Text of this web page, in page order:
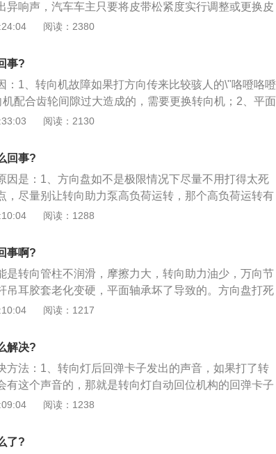
异响声，汽车车主只要将皮带松紧度实行调整或更换皮
平面轴承发出异响，可以在平面轴承上涂上壹些黄
尘套缺失润滑而造成的干涩摩擦的声音，只要在防尘套
可取得解决。
阅读：2380
事?
：1、转向机故障如果打方向传来比较骇人的\"咯噔咯噔
配合齿轮间隙过大造成的，需要更换转向机；2、平面
的时候传来\"特特特\"的响声，很有可能是减震器顶胶\/
者老化，就会传来异响声，调整皮带松紧度或者更换皮
果助力油太脏会增加助力系统的压力，助力泵就会传
此要及时更换转向助力油。
阅读：2130
回事?
因是：1、方向盘如不是极限情况下尽量不用打得太死
，尽量别让转向助力泵高负荷运转，那个高负荷运转有
发出的声音减震器平面轴承发出的声音，打方向盘时
减震器平面轴承发出的；3、如果是，那么就只要在平
如果还有响声，那么需要更换平面轴承了。汽车出现响
就能准确的解决，如果自己解决不了，最好是找专业人
行了。
阅读：1288
事啊?
是转向管柱不润滑，摩擦力大，转向助力油少，万向节
吊耳胶套老化变硬，平面轴承坏了导致的。方向盘打死
盘如不是极限情况下尽量不用打得太死的，打满后往
震器平面轴承发出的声音，打方向盘时出现的声音是
是减震器的平面轴承缺油造成的，只要打开车头盖听听
承发出的，如果是，那么就只要在平面轴承涂点黄油就
么需要更换平面轴承了；3、汽车出现响声，那么只需
决，如果自己解决不了，最好是找专业人士或者是去修
阅读：1217
解决?
方法：1、转向灯后回弹卡子发出的声音，如果打了转
有这个声音的，那就是转向灯自动回位机构的回弹卡子
正常的，你顺打方向盘就会咯哒一声响，方向盘转一圈
灯这个声音就会消失；2、方向柱防尘套发出的响声，
方向盘就会听到声音是从方向盘下面传来的，就要检查
阅读：1238
了?